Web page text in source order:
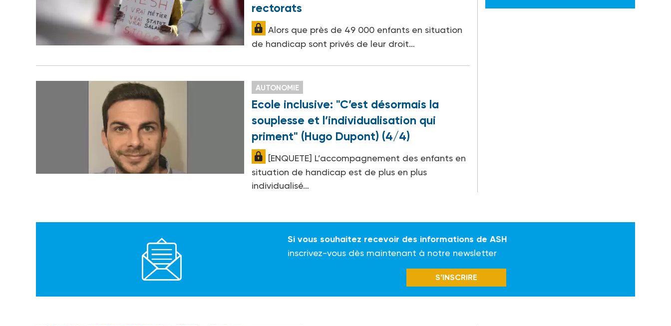
rectorats
Alors que près de 49 000 enfants en situation
de handicap sont privés de leur droit…
AUTONOMIE
Ecole inclusive: "C’est désormais la
souplesse et l’individualisation qui
priment" (Hugo Dupont) (4/4)
[ENQUETE] L’accompagnement des enfants en
situation de handicap est de plus en plus
individualisé…
Si vous souhaitez recevoir des informations de ASH
inscrivez-vous dès maintenant à notre newsletter
S’INSCRIRE